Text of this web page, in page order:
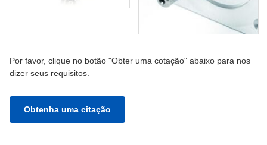
Por favor, clique no botão "Obter uma cotação" abaixo para nos
dizer seus requisitos.
Obtenha uma citação